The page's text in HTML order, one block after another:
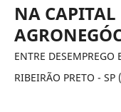
NA
ENTRE
RIBEIRÃO PRETO -